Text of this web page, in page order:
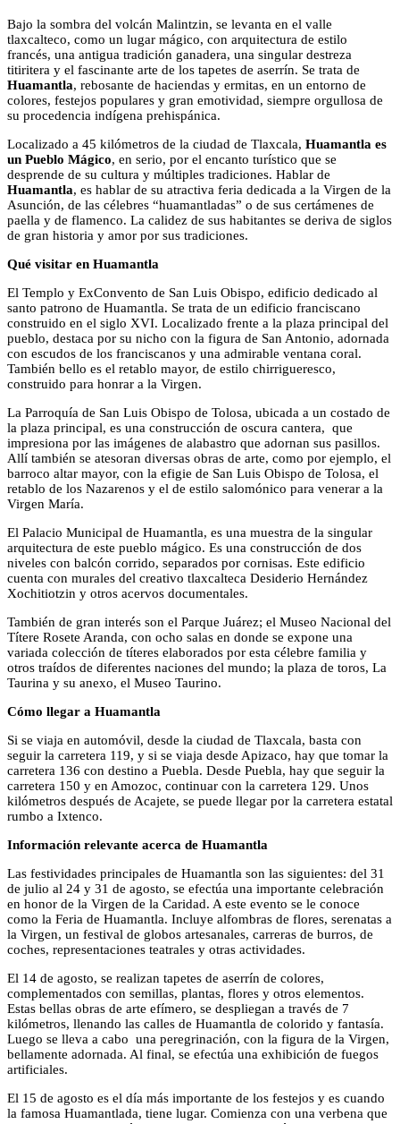
Bajo la sombra del volcán Malintzin, se levanta en el valle
tlaxcalteco, como un lugar mágico, con arquitectura de estilo
francés, una antigua tradición ganadera, una singular destreza
titiritera y el fascinante arte de los tapetes de aserrín. Se trata de
Huamantla, rebosante de haciendas y ermitas, en un entorno de
colores, festejos populares y gran emotividad, siempre orgullosa de
su procedencia indígena prehispánica.
Localizado a 45 kilómetros de la ciudad de Tlaxcala, Huamantla es
un Pueblo Mágico, en serio, por el encanto turístico que se
desprende de su cultura y múltiples tradiciones. Hablar de
Huamantla, es hablar de su atractiva feria dedicada a la Virgen de la
Asunción, de las célebres “huamantladas” o de sus certámenes de
paella y de flamenco. La calidez de sus habitantes se deriva de siglos
de gran historia y amor por sus tradiciones.
Qué visitar en Huamantla
El Templo y ExConvento de San Luis Obispo, edificio dedicado al
santo patrono de Huamantla. Se trata de un edificio franciscano
construido en el siglo XVI. Localizado frente a la plaza principal del
pueblo, destaca por su nicho con la figura de San Antonio, adornada
con escudos de los franciscanos y una admirable ventana coral.
También bello es el retablo mayor, de estilo chirrigueresco,
construido para honrar a la Virgen.
La Parroquía de San Luis Obispo de Tolosa, ubicada a un costado de
la plaza principal, es una construcción de oscura cantera, que
impresiona por las imágenes de alabastro que adornan sus pasillos.
Allí también se atesoran diversas obras de arte, como por ejemplo, el
barroco altar mayor, con la efigie de San Luis Obispo de Tolosa, el
retablo de los Nazarenos y el de estilo salomónico para venerar a la
Virgen María.
El Palacio Municipal de Huamantla, es una muestra de la singular
arquitectura de este pueblo mágico. Es una construcción de dos
niveles con balcón corrido, separados por cornisas. Este edificio
cuenta con murales del creativo tlaxcalteca Desiderio Hernández
Xochitiotzin y otros acervos documentales.
También de gran interés son el Parque Juárez; el Museo Nacional del
Títere Rosete Aranda, con ocho salas en donde se expone una
variada colección de títeres elaborados por esta célebre familia y
otros traídos de diferentes naciones del mundo; la plaza de toros, La
Taurina y su anexo, el Museo Taurino.
Cómo llegar a Huamantla
Si se viaja en automóvil, desde la ciudad de Tlaxcala, basta con
seguir la carretera 119, y si se viaja desde Apizaco, hay que tomar la
carretera 136 con destino a Puebla. Desde Puebla, hay que seguir la
carretera 150 y en Amozoc, continuar con la carretera 129. Unos
kilómetros después de Acajete, se puede llegar por la carretera estatal
rumbo a Ixtenco.
Información relevante acerca de Huamantla
Las festividades principales de Huamantla son las siguientes: del 31
de julio al 24 y 31 de agosto, se efectúa una importante celebración
en honor de la Virgen de la Caridad. A este evento se le conoce
como la Feria de Huamantla. Incluye alfombras de flores, serenatas a
la Virgen, un festival de globos artesanales, carreras de burros, de
coches, representaciones teatrales y otras actividades.
El 14 de agosto, se realizan tapetes de aserrín de colores,
complementados con semillas, plantas, flores y otros elementos.
Estas bellas obras de arte efímero, se despliegan a través de 7
kilómetros, llenando las calles de Huamantla de colorido y fantasía.
Luego se lleva a cabo una peregrinación, con la figura de la Virgen,
bellamente adornada. Al final, se efectúa una exhibición de fuegos
artificiales.
El 15 de agosto es el día más importante de los festejos y es cuando
la famosa Huamantlada, tiene lugar. Comienza con una verbena que